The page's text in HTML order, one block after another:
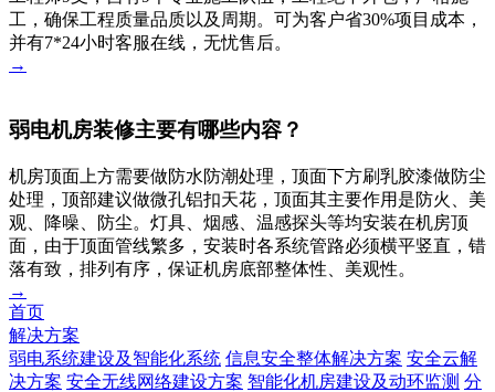
工，确保工程质量品质以及周期。可为客户省30%项目成本，
并有7*24小时客服在线，无忧售后。
→
弱电机房装修主要有哪些内容？
机房顶面上方需要做防水防潮处理，顶面下方刷乳胶漆做防尘
处理，顶部建议做微孔铝扣天花，顶面其主要作用是防火、美
观、降噪、防尘。灯具、烟感、温感探头等均安装在机房顶
面，由于顶面管线繁多，安装时各系统管路必须横平竖直，错
落有致，排列有序，保证机房底部整体性、美观性。
→
首页
解决方案
弱电系统建设及智能化系统 信息安全整体解决方案 安全云解
决方案 安全无线网络建设方案 智能化机房建设及动环监测 分